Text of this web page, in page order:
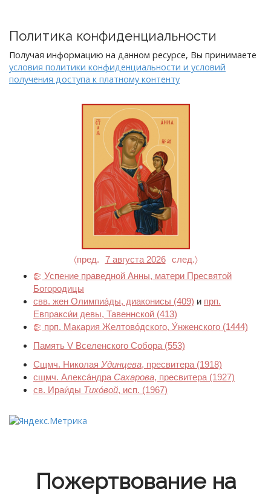
Политика конфиденциальности
Получая информацию на данном ресурсе, Вы принимаете
условия политики конфиденциальности и условий
получения доступа к платному контенту
〈пред. 7 августа 2026
след.〉
Успение праведной Анны, матери Пресвятой
Богородицы
свв. жен Олимпиа́ды, диаконисы (409) и прп.
Евпракси́и девы, Тавеннской (413)
прп. Макария Желтово́дского, У́нженского (1444)
Память V Вселенского Собора (553)
Сщмч. Николая Удинцева, пресвитера (1918)
сщмч. Алекса́ндра Сахарова, пресвитера (1927)
св. Ираи́ды Тихо́вой, исп. (1967)
Пожертвование на